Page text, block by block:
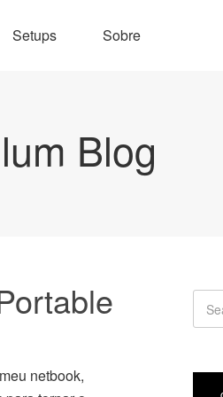
Setups Sobre
Blog
netbook,